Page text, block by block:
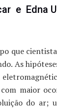
e Edna
que
As
maior
do ar;